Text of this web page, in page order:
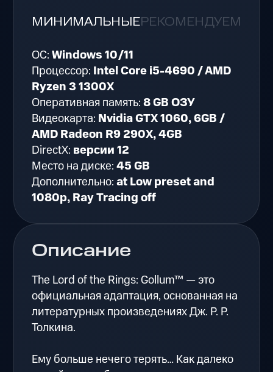
Описание
The Lord of the Rings: Gollum™ — это
официальная адаптация, основанная на
литературных произведениях Дж. Р. Р.
Толкина.
Ему больше нечего терять… Как далеко
МИНИМАЛЬНЫЕРЕКОМЕНДУЕМЫЕ
ОС:Windows 10/11
Процессор: Intel Core i5-4690 / AMD
Ryzen 3 1300X
Оперативная память:8 GB ОЗУ
Видеокарта: Nvidia GTX 1060, 6GB /
AMD Radeon R9 290X, 4GB
DirectX: версии 12
Место на диске:45 GB
Дополнительно:at Low preset and
1080p, Ray Tracing off